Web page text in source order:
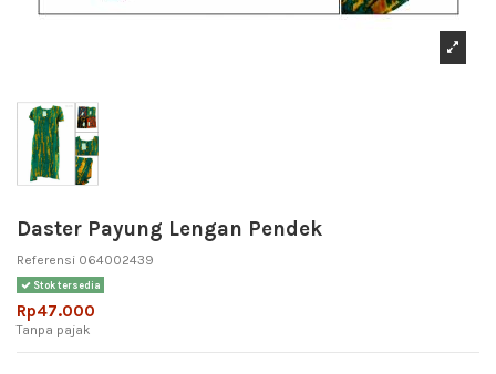
Daster Payung Lengan Pendek
Referensi 064002439
Stok tersedia
Rp47.000
Tanpa pajak